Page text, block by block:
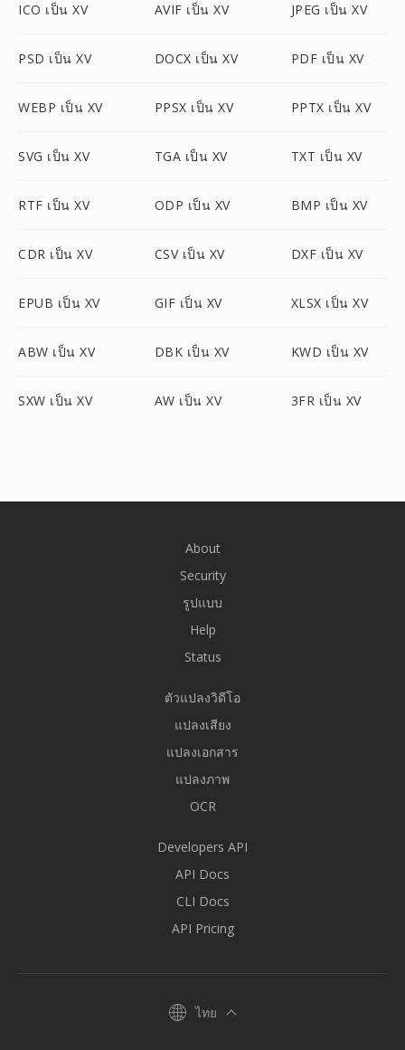
ICO เป็น XV AVIF เป็น XV JPEG เป็น XV
PSD เป็น XV DOCX เป็น XV PDF เป็น XV
WEBP เป็น XV PPSX เป็น XV PPTX เป็น XV
SVG เป็น XV TGA เป็น XV TXT เป็น XV
RTF เป็น XV ODP เป็น XV BMP เป็น XV
CDR เป็น XV CSV เป็น XV DXF เป็น XV
EPUB เป็น XV GIF เป็น XV XLSX เป็น XV
ABW เป็น XV DBK เป็น XV KWD เป็น XV
SXW เป็น XV AW เป็น XV 3FR เป็น XV
About
Security
รูปแบบ
Help
Status
ตัวแปลงวิดีโอ
แปลงเสียง
แปลงเอกสาร
แปลงภาพ
OCR
Developers API
API Docs
CLI Docs
API Pricing
ไทย